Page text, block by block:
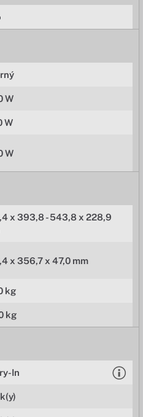
W
W
W
x 393,8 - 543,8 x 228,9
x 356,7 x 47,0 mm
kg
kg
In